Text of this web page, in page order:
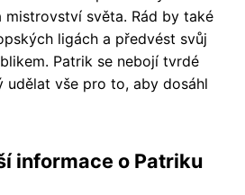
světa. Rád by také
ligách a předvést svůj
Patrik se nebojí tvrdé
udělat vše pro to, aby dosáhl
informace o Patriku